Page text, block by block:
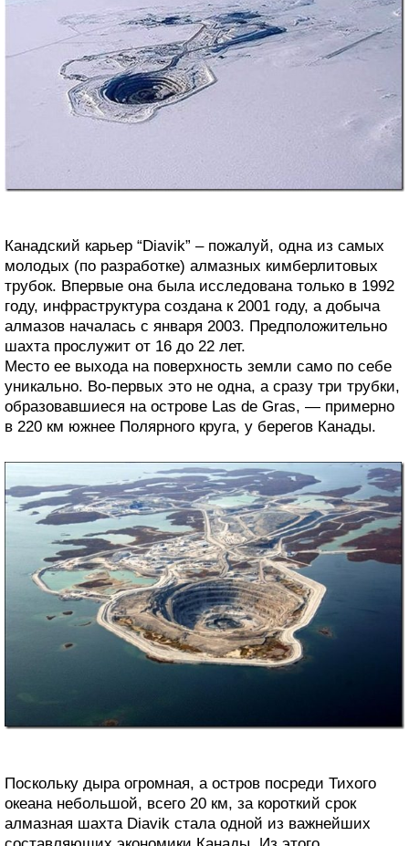
Канадский карьер “Diavik” – пожалуй, одна из самых
молодых (по разработке) алмазных кимберлитовых
трубок. Впервые она была исследована только в 1992
году, инфраструктура создана к 2001 году, а добыча
алмазов началась с января 2003. Предположительно
шахта прослужит от 16 до 22 лет.
Место ее выхода на поверхность земли само по себе
уникально. Во-первых это не одна, а сразу три трубки,
образовавшиеся на острове Las de Gras, — примерно
в 220 км южнее Полярного круга, у берегов Канады.
Поскольку дыра огромная, а остров посреди Тихого
океана небольшой, всего 20 км, за короткий срок
алмазная шахта Diavik стала одной из важнейших